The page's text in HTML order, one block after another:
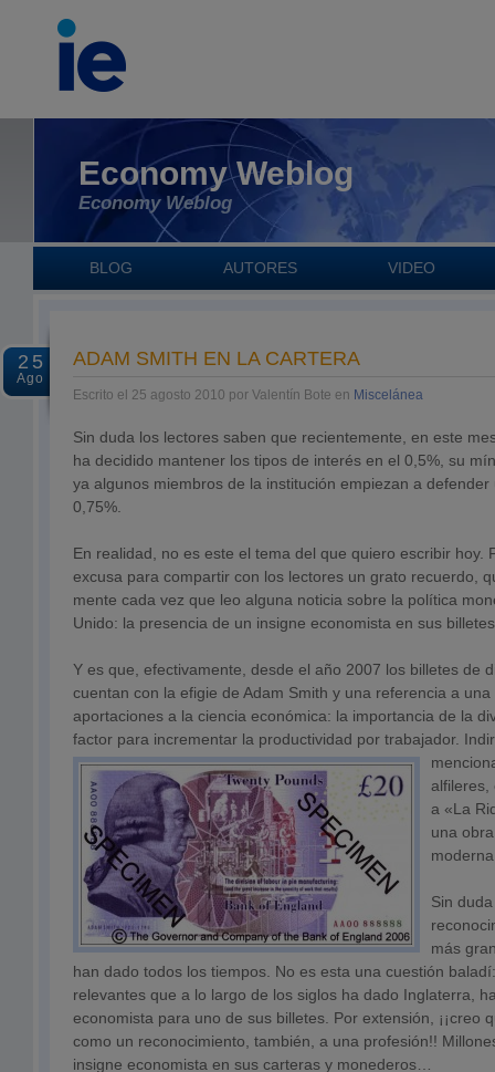
Economy Weblog
Economy Weblog
BLOG AUTORES VIDEO
25
Ago
ADAM SMITH EN LA CARTERA
Escrito el 25 agosto 2010 por Valentín Bote en Miscelánea
Sin duda los lectores saben que recientemente, en este
ha decidido mantener los tipos de interés en el 0,5%, su
ya algunos miembros de la institución empiezan a
0,75%.
En realidad, no es este el tema del que quiero escribir hoy.
excusa para compartir con los lectores un grato recuerdo,
mente cada vez que leo alguna noticia sobre la política
Unido: la presencia de un insigne economista en sus
Y es que, efectivamente, desde el año 2007 los billetes de
cuentan con la efigie de Adam Smith y una referencia a
aportaciones a la ciencia económica: la importancia de la
factor para incrementar la productividad por trabajador.
alfileres,
a «La
una
Sin
más
han dado todos los tiempos. No es esta una cuestión
relevantes que a lo largo de los siglos ha dado Inglaterra,
economista para uno de sus billetes. Por extensión, ¡¡creo
como un reconocimiento, también, a una profesión!!
insigne economista en sus carteras y monederos…